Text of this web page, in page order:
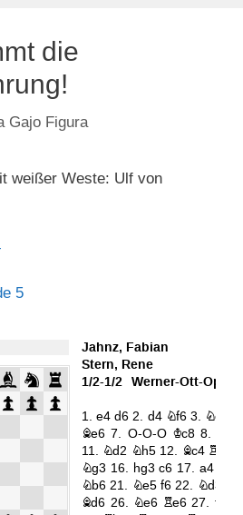
die
Gajo Figura
weißer Weste: Ulf von
5